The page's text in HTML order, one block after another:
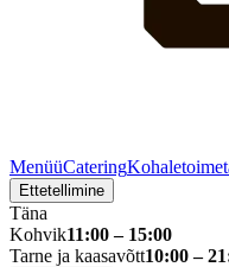
MenüüCatering
Ettetellimine
Täna
Kohvik11:00 – 15:00
Tarne ja kaasavõtt10:00 –